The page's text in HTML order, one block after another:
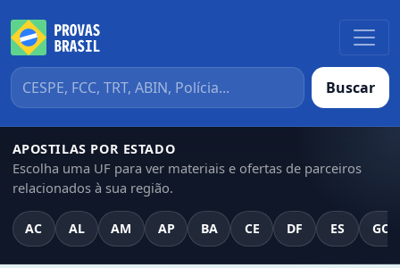
Buscar
APOSTILAS POR ESTADO
Escolha uma UF para ver materiais e ofertas de parceiros
relacionados à sua região.
AC AL AM AP BA CE DF ES GO